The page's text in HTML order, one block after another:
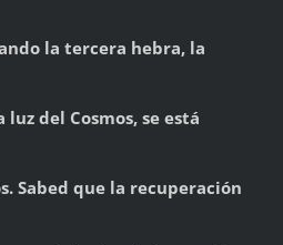
la tercera hebra, la
del Cosmos, se está
Sabed que la recuperación